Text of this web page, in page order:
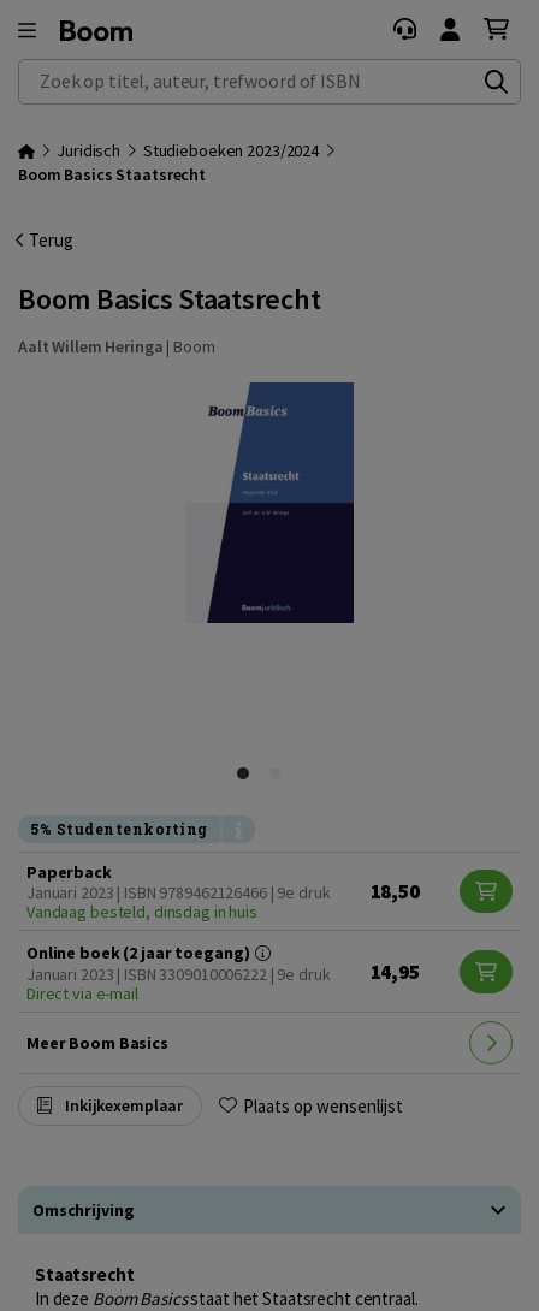
Zoek op titel, auteur, trefwoord of ISBN
Juridisch
Studieboeken 2023/2024
Boom Basics Staatsrecht
Terug
Boom Basics Staatsrecht
Aalt Willem Heringa | Boom
5% Studentenkorting
Paperback
Januari 2023 | ISBN 9789462126466 | 9e druk
Vandaag besteld, dinsdag in huis
18,50
Online boek (2 jaar toegang)
Januari 2023 | ISBN 3309010006222 | 9e druk
Direct via e-mail
14,95
Meer Boom Basics
Inkijkexemplaar Plaats op wensenlijst
Omschrijving
Staatsrecht
In deze Boom Basicsstaat het Staatsrecht centraal.